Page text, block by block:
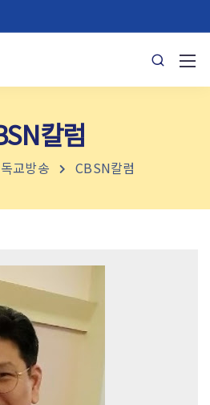
칼럼
교방송 CBSN칼럼